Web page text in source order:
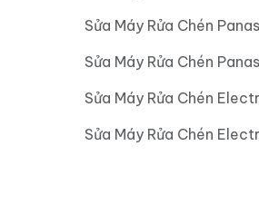
Sửa Máy Rửa Chén
Sửa Máy Rửa Chén
Sửa Máy Rửa Chén
Sửa Máy Rửa Chén